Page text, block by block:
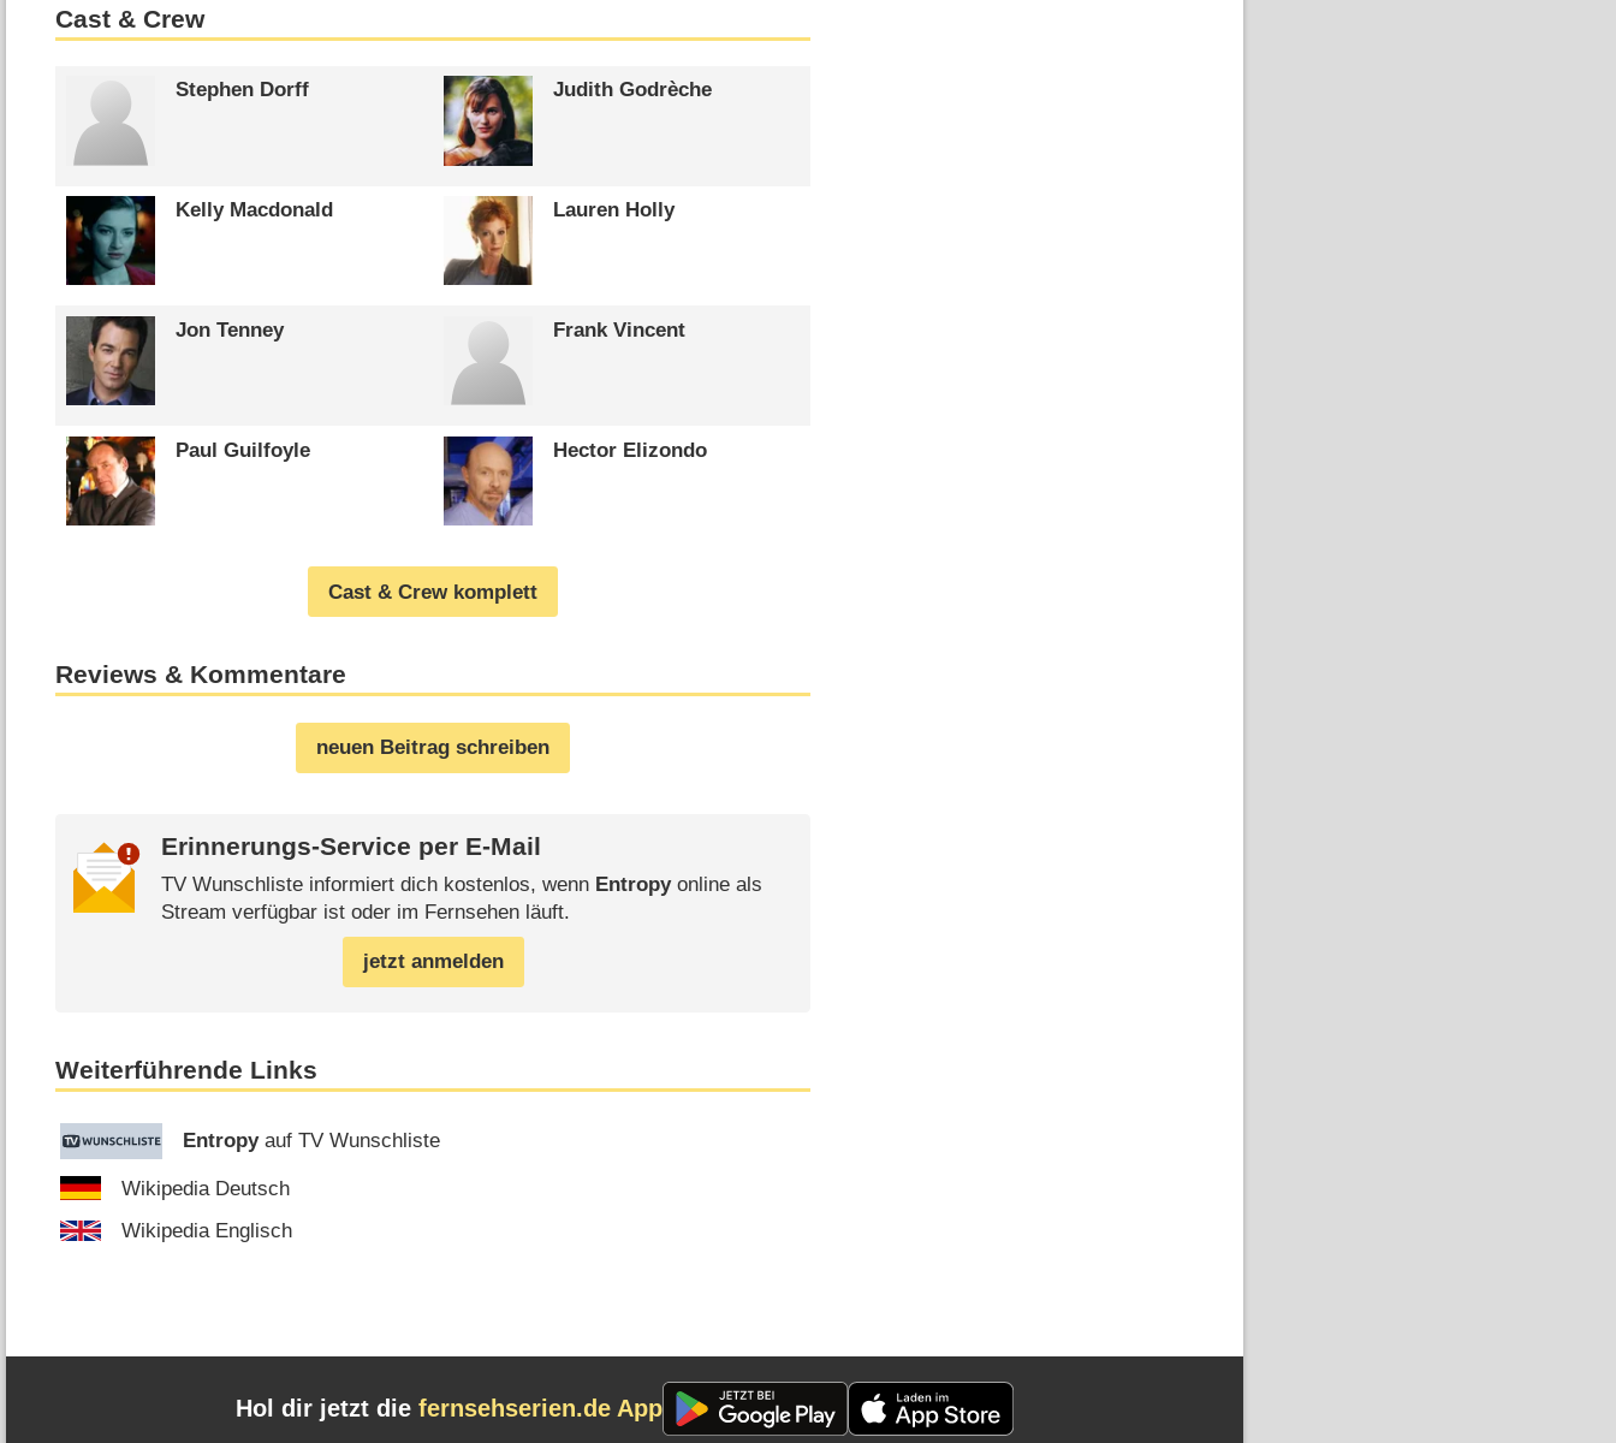
Cast & Crew
Stephen Dorff Judith Godrèche
Kelly Macdonald Lauren Holly
Jon Tenney Frank Vincent
Paul Guilfoyle Hector Elizondo
Cast & Crew komplett
Reviews & Kommentare
neuen Beitrag schreiben
Erinnerungs-Service per E-Mail
TV Wunschliste informiert dich kostenlos, wenn Entropyonline als
Stream verfügbar ist oder im Fernsehen läuft.
jetzt anmelden
Weiterführende Links
Entropyauf TV Wunschliste
Wikipedia Deutsch
Wikipedia Englisch
Hol dir jetzt die fernsehserien.de App